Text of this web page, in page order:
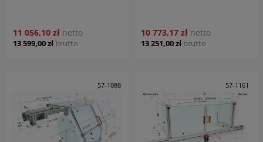
13 599,00 zł brutto
11 056,10 zł netto
13 251,00 zł brutto
10 773,17 zł netto
57-1088 57-1161